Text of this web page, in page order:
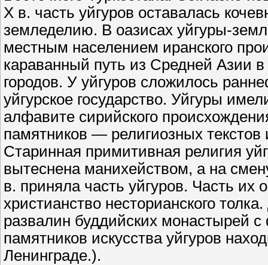
X в. часть уйгуров оставалась
земледелию. В оазисах уйгуры-
местным населением иранского
караванный путь из Средней Азии
городов. У уйгуров сложилось
уйгурское государство. Уйгуры
алфавите сирийского
памятников — религиозных
Старинная примитивная религия
вытеснена манихейством, а на
в. приняла часть уйгуров. Часть их
христианство несторианского
развалин буддийских монастырей
памятников искусства уйгуров
Ленинграде.).